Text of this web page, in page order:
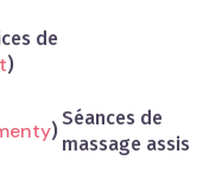
de
)
)
Séances de
massage assis